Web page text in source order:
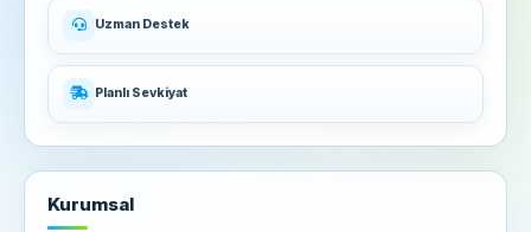
Uzman Destek
Planlı Sevkiyat
Kurumsal